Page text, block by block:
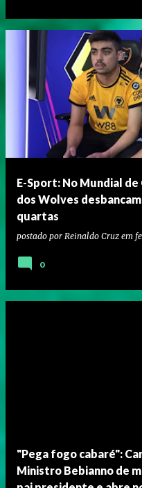
E-Sport: No Mundial
dos Wolves
quartas
postado por Reinaldo Cruz em
0
"Pega fogo cabaré":
Ministro Bebianno de